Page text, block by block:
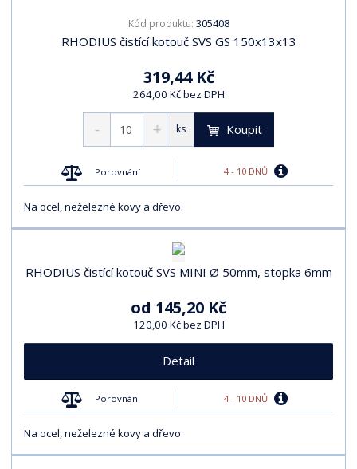
Kód produktu: 305408
RHODIUS čistící kotouč SVS GS 150x13x13
319,44 Kč
264,00 Kč bez DPH
ks Koupit
Porovnání 4 - 10 DNŮ
Na ocel, neželezné kovy a dřevo.
RHODIUS čistící kotouč SVS MINI Ø 50mm, stopka 6mm
od 145,20 Kč
120,00 Kč bez DPH
Detail
Porovnání 4 - 10 DNŮ
Na ocel, neželezné kovy a dřevo.